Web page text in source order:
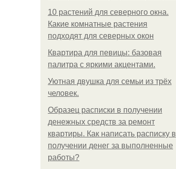
10 растений для северного окна.
Какие комнатные растения
подходят для северных окон
Квартира для певицы: базовая
палитра с яркими акцентами.
Уютная двушка для семьи из трёх
человек.
Образец расписки в получении
денежных средств за ремонт
квартиры. Как написать расписку в
получении денег за выполненные
работы?